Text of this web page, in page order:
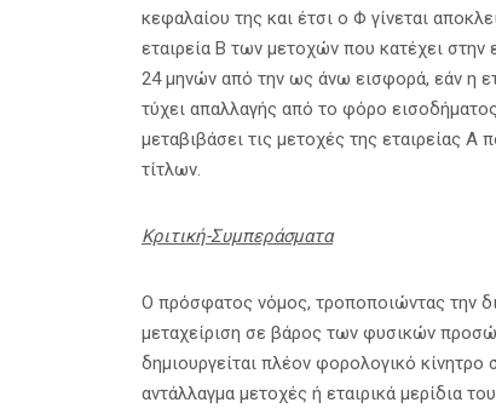
κεφαλαίου της και έτσι ο Φ γίνεται
εταιρεία Β των μετοχών που κατέχει
24 μηνών από την ως άνω εισφορά, εάν η
τύχει απαλλαγής από το φόρο
μεταβιβάσει τις μετοχές της εταιρείας
τίτλων.
Κριτική-Συμπεράσματα
Ο πρόσφατος νόμος, τροποποιώντας την
μεταχείριση σε βάρος των φυσικών
δημιουργείται πλέον φορολογικό
αντάλλαγμα μετοχές ή εταιρικά μερίδια